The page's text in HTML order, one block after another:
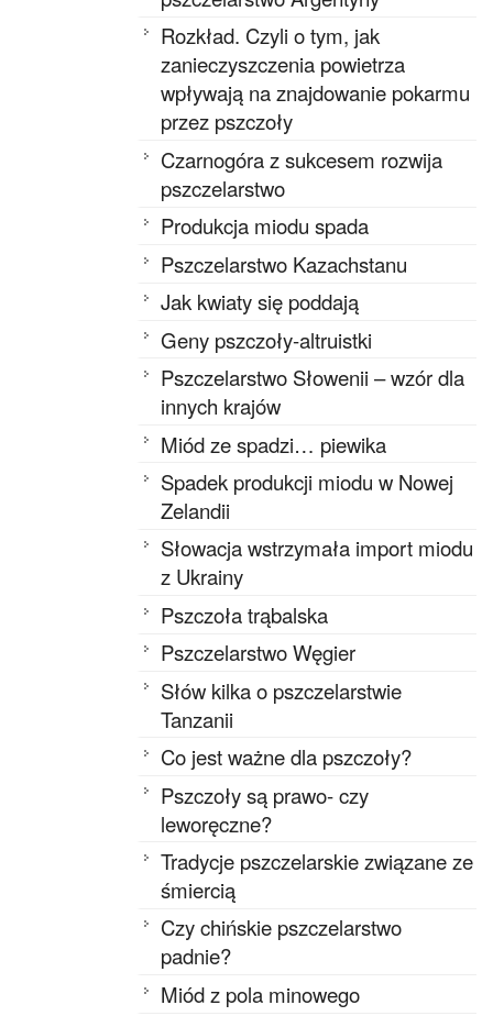
Rozkład. Czyli o tym, jak
zanieczyszczenia powietrza
wpływają na znajdowanie pokarmu
przez pszczoły
Czarnogóra z sukcesem rozwija
pszczelarstwo
Produkcja miodu spada
Pszczelarstwo Kazachstanu
Jak kwiaty się poddają
Geny pszczoły-altruistki
Pszczelarstwo Słowenii – wzór dla
innych krajów
Miód ze spadzi… piewika
Spadek produkcji miodu w Nowej
Zelandii
Słowacja wstrzymała import miodu
z Ukrainy
Pszczoła trąbalska
Pszczelarstwo Węgier
Słów kilka o pszczelarstwie
Tanzanii
Co jest ważne dla pszczoły?
Pszczoły są prawo- czy
leworęczne?
Tradycje pszczelarskie związane ze
śmiercią
Czy chińskie pszczelarstwo
padnie?
Miód z pola minowego